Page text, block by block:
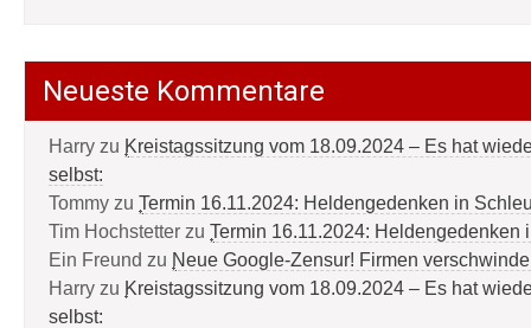
Neueste Kommentare
Harry zu Kreistagssitzung vom 18.09.2024 – Es hat
selbst:
Tommy zu Termin 16.11.2024: Heldengedenken in
Tim Hochstetter zu Termin 16.11.2024: Heldengedenken
Ein Freund zu Neue Google-Zensur! Firmen
Harry zu Kreistagssitzung vom 18.09.2024 – Es hat
selbst: